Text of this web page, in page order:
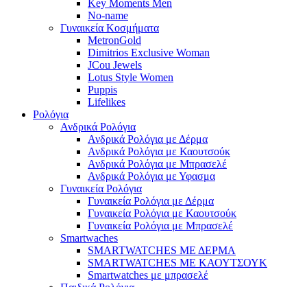
Key Moments Men
No-name
Γυναικεία Κοσμήματα
MetronGold
Dimitrios Exclusive Woman
JCou Jewels
Lotus Style Women
Puppis
Lifelikes
Ρολόγια
Ανδρικά Ρολόγια
Ανδρικά Ρολόγια με Δέρμα
Ανδρικά Ρολόγια με Καουτσούκ
Ανδρικά Ρολόγια με Μπρασελέ
Ανδρικά Ρολόγια με Υφασμα
Γυναικεία Ρολόγια
Γυναικεία Ρολόγια με Δέρμα
Γυναικεία Ρολόγια με Καουτσούκ
Γυναικεία Ρολόγια με Μπρασελέ
Smartwaches
SMARTWATCHES ΜΕ ΔΕΡΜΑ
SMARTWATCHES ΜΕ ΚΑΟΥΤΣΟΥΚ
Smartwatches με μπρασελέ